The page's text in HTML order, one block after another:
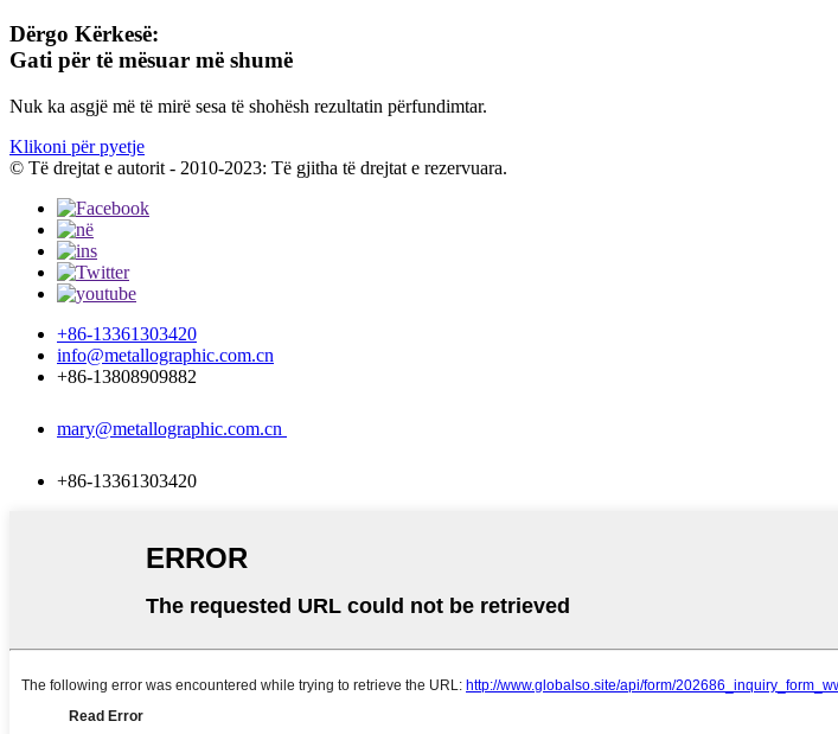
Dërgo Kërkesë:
Gati për të mësuar më shumë
Nuk ka asgjë më të mirë sesa të shohësh rezultatin përfundimtar.
Klikoni për pyetje
© Të drejtat e autorit - 2010-2023: Të gjitha të drejtat e rezervuara.
+86-13361303420
info@metallographic.com.cn
+86-13808909882
mary@metallographic.com.cn
+86-13361303420